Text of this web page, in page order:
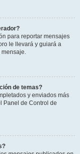
para reportar mensajes
le llevará y guiará a
mensaje.
de temas?
y enviados más
Panel de Control de